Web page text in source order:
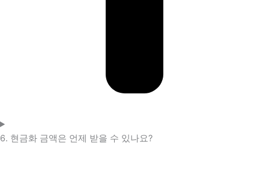
6. 현금화 금액은 언제 받을 수 있나요?